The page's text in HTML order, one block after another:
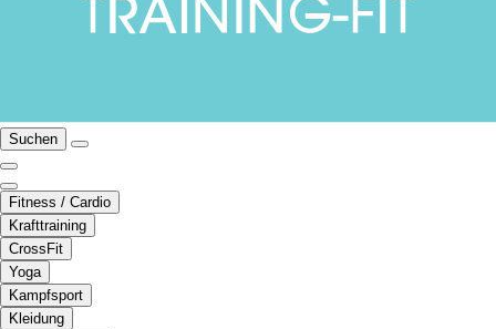
Suchen
Fitness / Cardio
Krafttraining
CrossFit
Yoga
Kampfsport
Kleidung